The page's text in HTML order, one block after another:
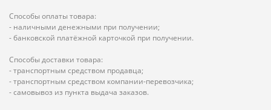
Способы оплаты товара:
- наличными денежными при получении;
- банковской платёжной карточкой при получении.
Способы доставки товара:
- транспортным средством продавца;
- транспортным средством компании-перевозчика;
- самовывоз из пункта выдача заказов.